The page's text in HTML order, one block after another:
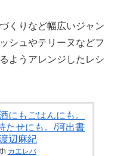
くりなど幅広いジャン
シュやテリーヌなどフ
ようアレンジしたレシ
にもごはんにも。
たせにも。/河出書
辺麻紀
カエレバ